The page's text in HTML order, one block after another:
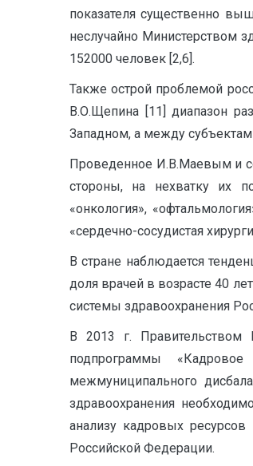
показателя существенно
неслучайно Министерством
152000 человек [2,6].
Также острой проблемой
В.О.Щепина [11] диапазон
Западном, а между
Проведенное И.В.Маевым и
стороны, на нехватку их по
«онкология»,
«сердечно-сосудистая
В стране наблюдается
доля врачей в возрасте 40
системы здравоохранения
В 2013 г. Правительством
подпрограммы
межмуниципального
здравоохранения
анализу кадровых
Российской Федерации.